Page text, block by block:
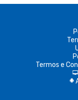
Termos e
d
A